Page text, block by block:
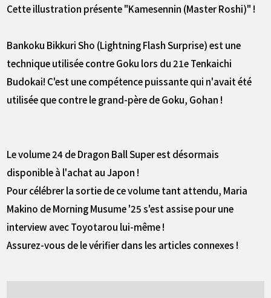
Cette illustration présente "Kamesennin (Master Roshi)" !
Bankoku Bikkuri Sho (Lightning Flash Surprise) est une
technique utilisée contre Goku lors du 21e Tenkaichi
Budokai! C'est une compétence puissante qui n'avait été
utilisée que contre le grand-père de Goku, Gohan !
Le volume 24 de Dragon Ball Super est désormais
disponible à l'achat au Japon !
Pour célébrer la sortie de ce volume tant attendu, Maria
Makino de Morning Musume '25 s'est assise pour une
interview avec Toyotarou lui-même !
Assurez-vous de le vérifier dans les articles connexes !